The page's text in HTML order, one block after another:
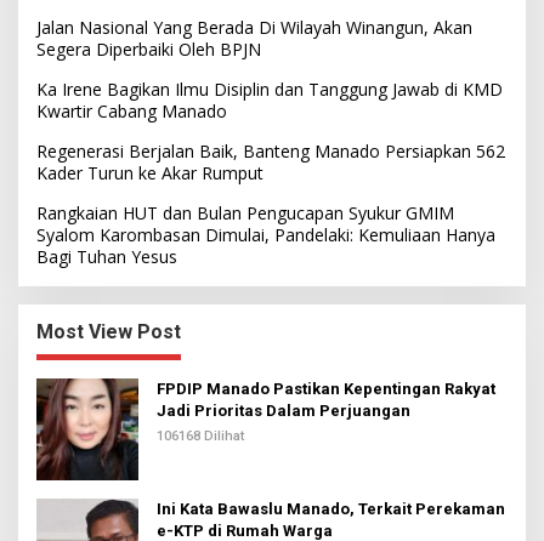
Jalan Nasional Yang Berada Di Wilayah Winangun, Akan
Segera Diperbaiki Oleh BPJN
Ka Irene Bagikan Ilmu Disiplin dan Tanggung Jawab di KMD
Kwartir Cabang Manado
Regenerasi Berjalan Baik, Banteng Manado Persiapkan 562
Kader Turun ke Akar Rumput
Rangkaian HUT dan Bulan Pengucapan Syukur GMIM
Syalom Karombasan Dimulai, Pandelaki: Kemuliaan Hanya
Bagi Tuhan Yesus
Most View Post
FPDIP Manado Pastikan Kepentingan Rakyat
Jadi Prioritas Dalam Perjuangan
106168 Dilihat
Ini Kata Bawaslu Manado, Terkait Perekaman
e-KTP di Rumah Warga